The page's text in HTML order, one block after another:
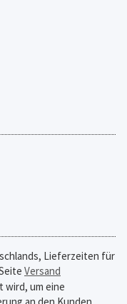
Lieferzeiten für
Versand
wird, um eine